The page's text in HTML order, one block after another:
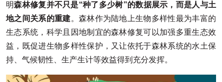
明森林修复并不只是“种了多少树”的数据展示，而是人与土
地之间关系的重建。森林作为陆地上生物多样性最为丰富的
生态系统，科学且因地制宜的森林修复可以加强多重生态效
益，既促进生物多样性保护，又让依托于森林系统的水土保
持、气候韧性、生产生计等效益得到充分发挥。